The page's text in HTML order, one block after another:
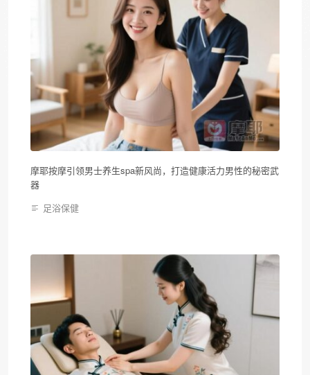
摩耶按摩引领男士养生spa新风尚，打造健康活力男性的秘密武
器
足浴保健